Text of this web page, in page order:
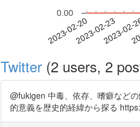
2023-02-202023-02-23
2023-
0.00
Twitter (2 users, 2
@fukigen 中毒、依存、嗜癖など
的意義を歴史的経緯から探る